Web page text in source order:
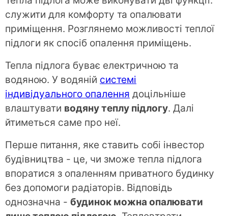
служити для комфорту та опалювати
приміщення. Розглянемо можливості теплої
підлоги як спосіб опалення приміщень.
Тепла підлога буває електричною та
водяною. У водяній системі
індивідуального опалення доцільніше
влаштувати водяну теплу підлогу. Далі
йтиметься саме про неї.
Перше питання, яке ставить собі інвестор
будівництва - це, чи зможе тепла підлога
впоратися з опаленням приватного будинку
без допомоги радіаторів. Відповідь
однозначна - будинок можна опалювати